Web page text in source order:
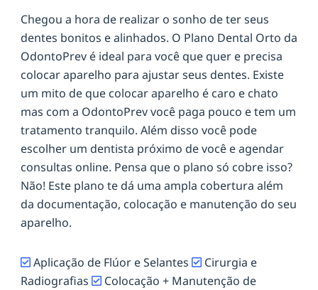
Chegou a hora de realizar o sonho de ter seus
dentes bonitos e alinhados. O Plano Dental Orto da
OdontoPrev é ideal para você que quer e precisa
colocar aparelho para ajustar seus dentes. Existe
um mito de que colocar aparelho é caro e chato
mas com a OdontoPrev você paga pouco e tem um
tratamento tranquilo. Além disso você pode
escolher um dentista próximo de você e agendar
consultas online. Pensa que o plano só cobre isso?
Não! Este plano te dá uma ampla cobertura além
da documentação, colocação e manutenção do seu
aparelho.
Aplicação de Flúor e Selantes
Cirurgia e
Radiografias
Colocação + Manutenção de